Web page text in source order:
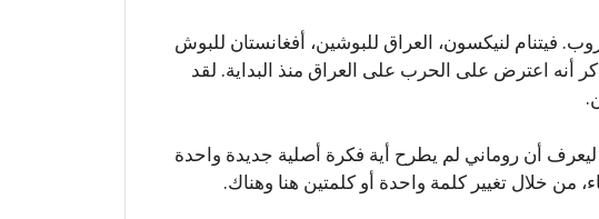
فيتنام لنيكسون، العراق للبوشين، أفغانستان للبوش
أنه اعترض على الحرب على العراق منذ البداية. لقد
أن روماني لم يطرح أية فكرة أصلية جديدة واحدة
من خلال تغيير كلمة واحدة أو كلمتين هنا وهناك.